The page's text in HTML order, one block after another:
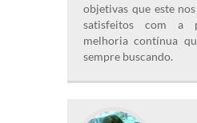
objetivas que este
satisfeitos com a
melhoria contínua
sempre buscando.